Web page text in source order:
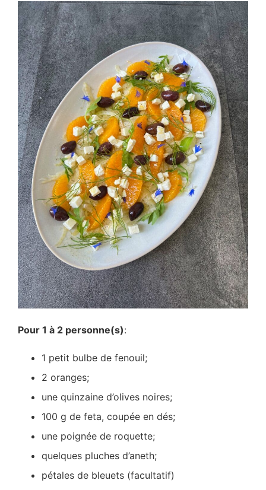
Pour 1 à 2 personne(s):
1 petit bulbe de fenouil;
2 oranges;
une quinzaine d’olives noires;
100 g de feta, coupée en dés;
une poignée de roquette;
quelques pluches d’aneth;
pétales de bleuets (facultatif)